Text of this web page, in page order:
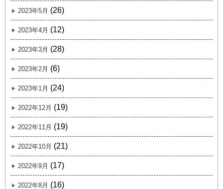
2023年5月 (26)
2023年4月 (12)
2023年3月 (28)
2023年2月 (6)
2023年1月 (24)
2022年12月 (19)
2022年11月 (19)
2022年10月 (21)
2022年9月 (17)
2022年8月 (16)